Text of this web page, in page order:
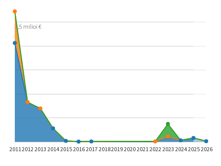
2011 2012 2013 20142015201620172018201920202021 20222023202420252026
2,5 milioi €